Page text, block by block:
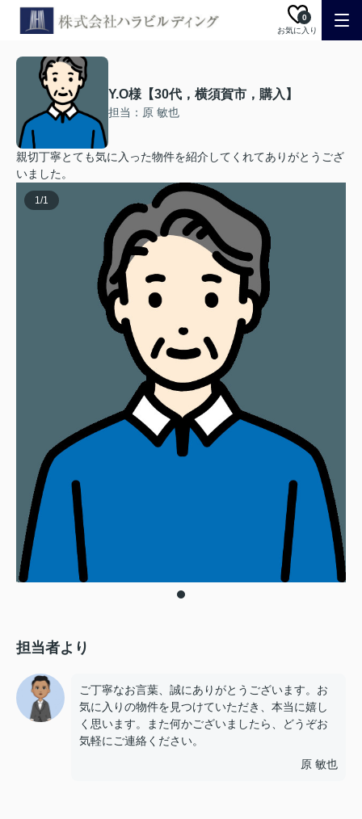
お気に入り
0
Y.O様【30代，横須賀市，購入】
担当：原 敏也
親切丁寧とても気に入った物件を紹介してくれてありがとうござ
いました。
1/1
担当者より
ご丁寧なお言葉、誠にありがとうございます。お
気に入りの物件を見つけていただき、本当に嬉し
く思います。また何かございましたら、どうぞお
気軽にご連絡ください。
原 敏也